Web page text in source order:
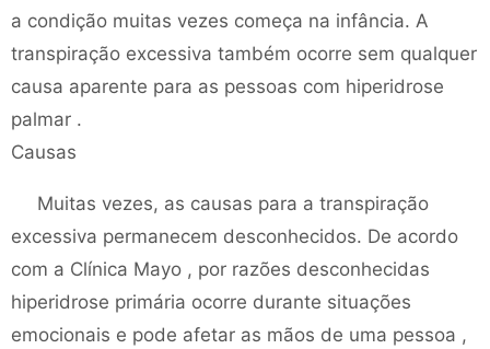
a condição muitas vezes começa na infância. A
transpiração excessiva também ocorre sem qualquer
causa aparente para as pessoas com hiperidrose
palmar .
Causas
Muitas vezes, as causas para a transpiração
excessiva permanecem desconhecidos. De acordo
com a Clínica Mayo , por razões desconhecidas
hiperidrose primária ocorre durante situações
emocionais e pode afetar as mãos de uma pessoa ,